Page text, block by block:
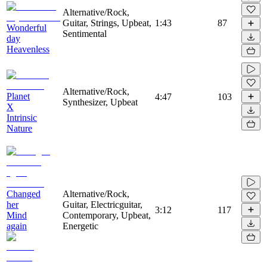
Wonderful
day
Heavenless
Alternative/Rock,
Guitar, Strings, Upbeat,
Sentimental
1:43 87
Planet
X
Intrinsic
Nature
Alternative/Rock,
Synthesizer, Upbeat
4:47 103
Changed
her
Mind
again
Alternative/Rock,
Guitar, Electricguitar,
Contemporary, Upbeat,
Energetic
3:12 117